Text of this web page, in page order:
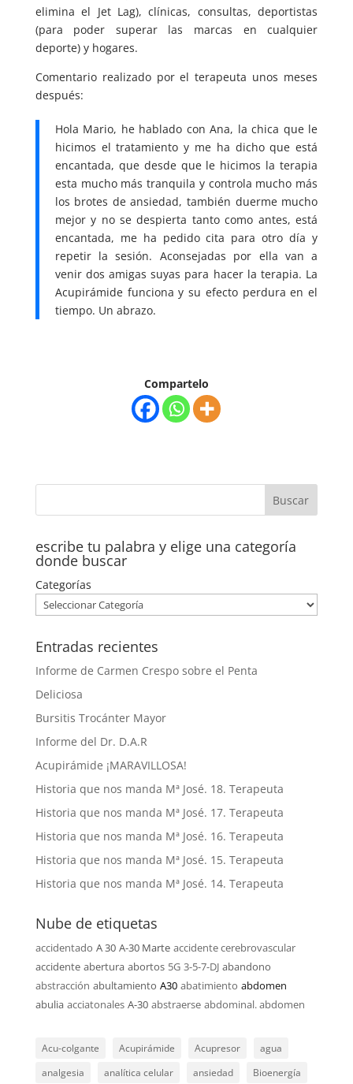
elimina el Jet Lag), clínicas, consultas, deportistas
(para poder superar las marcas en cualquier
deporte) y hogares.
Comentario realizado por el terapeuta unos meses
después:
Hola Mario, he hablado con Ana, la chica que le
hicimos el tratamiento y me ha dicho que está
encantada, que desde que le hicimos la terapia
esta mucho más tranquila y controla mucho más
los brotes de ansiedad, también duerme mucho
mejor y no se despierta tanto como antes, está
encantada, me ha pedido cita para otro día y
repetir la sesión. Aconsejadas por ella van a
venir dos amigas suyas para hacer la terapia. La
Acupirámide funciona y su efecto perdura en el
tiempo. Un abrazo.
Compartelo
escribe tu palabra y elige una categoría
donde buscar
Categorías
Entradas recientes
Informe de Carmen Crespo sobre el Penta
Deliciosa
Bursitis Trocánter Mayor
Informe del Dr. D.A.R
Acupirámide ¡MARAVILLOSA!
Historia que nos manda Mª José. 18. Terapeuta
Historia que nos manda Mª José. 17. Terapeuta
Historia que nos manda Mª José. 16. Terapeuta
Historia que nos manda Mª José. 15. Terapeuta
Historia que nos manda Mª José. 14. Terapeuta
Nube de etiquetas
accidentado A 30 A-30 Marte accidente cerebrovascular
accidente abertura abortos 5G 3-5-7-DJ abandono
abstracción abultamiento A30 abatimiento abdomen
abulia acciatonales A-30 abstraerse abdominal. abdomen
Acu-colgante Acupirámide Acupresor
agua
analgesia
analítica celular ansiedad
Bioenergía